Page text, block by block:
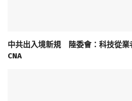
中共出入境新規 陸委會：科技從業
CNA